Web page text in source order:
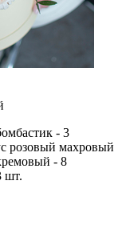
- 3
розовый махровый
- 8
шт.